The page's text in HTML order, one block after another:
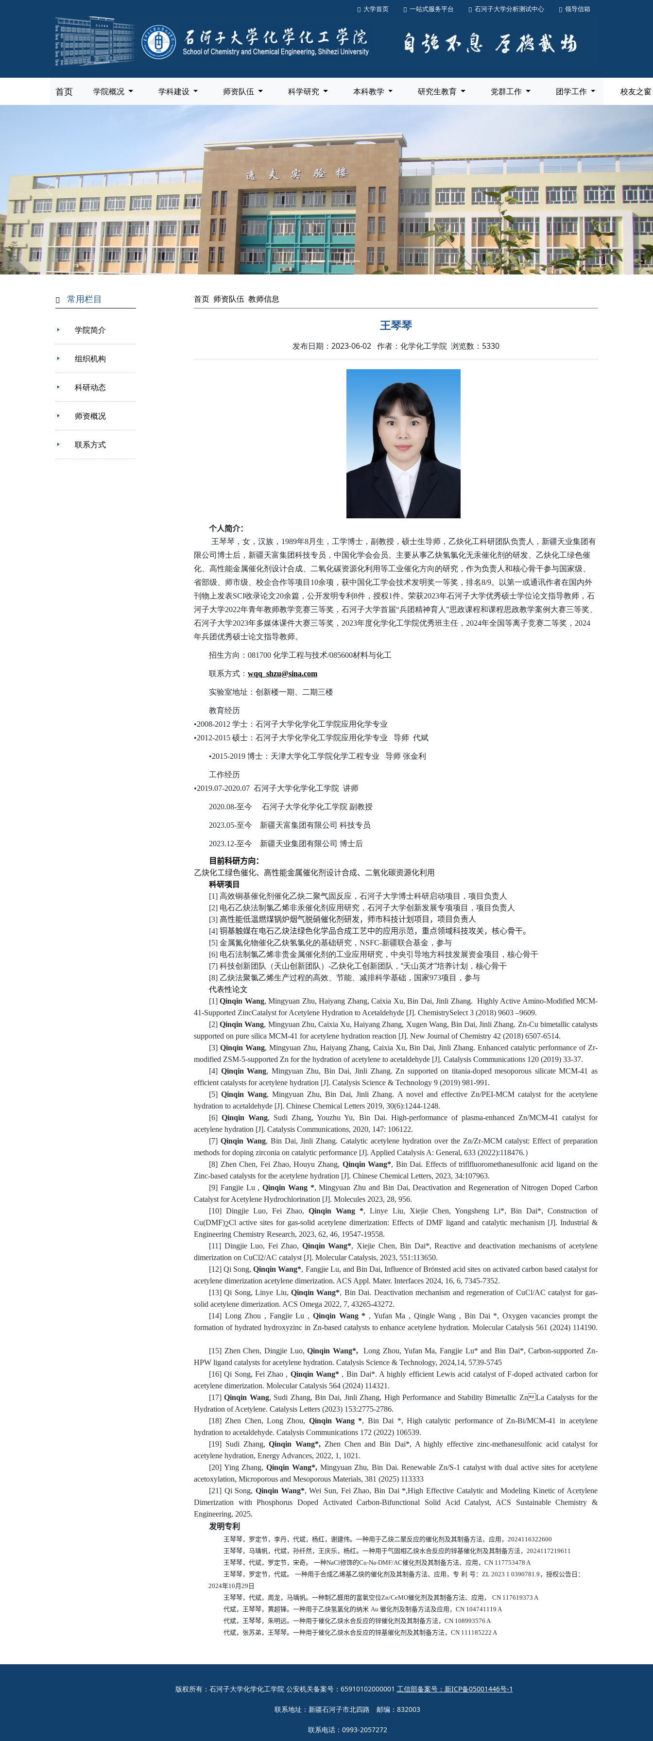
大学首页 一站式服务平台 石河子大学分析测试中心 领导信箱
首页 学院概况 学科建设 师资队伍 科学研究 本科教学 研究生教育 党群工作 团学工作 校友之
常用栏目
学院简介
组织机构
科研动态
师资概况
联系方式
首页 师资队伍 教师信息
王琴琴
发布日期：2023-06-02 作者：化学化工学院 浏览数： 5330
个人简介：
王琴琴，女，汉族，1989年8月生，工学博士，副教授，硕士生导师，乙炔化工科研团队负责人，新疆天业集团有
限公司博士后，新疆天富集团科技专员，中国化学会会员。主要从事乙炔氢氯化无汞催化剂的研发、乙炔化工绿色催
化、高性能金属催化剂设计合成、二氧化碳资源化利用等工业催化方向的研究，作为负责人和核心骨干参与国家级、
省部级、师市级、校企合作等项目10余项，获中国化工学会技术发明奖一等奖，排名8/9。以第一或通讯作者在国内外
刊物上发表SCI收录论文20余篇，公开发明专利8件，授权1件。荣获2023年石河子大学优秀硕士学位论文指导教师，石
河子大学2022年青年教师教学竞赛三等奖，石河子大学首届“兵团精神育人”思政课程和课程思政教学案例大赛三等奖、
石河子大学2023年多媒体课件大赛三等奖，2023年度化学化工学院优秀班主任，2024年全国等离子竞赛二等奖，2024
年兵团优秀硕士论文指导教师。
招生方向：081700 化学工程与技术/085600材料与化工
联系方式： wqq_shzu@sina.com
实验室地址：创新楼一期、二期三楼
教育经历
•2008-2012 学士：石河子大学化学化工学院应用化学专业
•2012-2015 硕士：石河子大学化学化工学院应用化学专业 导师 代斌
•2015-2019 博士：天津大学化工学院化学工程专业 导师 张金利
工作经历
•2019.07-2020.07 石河子大学化学化工学院 讲师
2020.08-至今 石河子大学化学化工学院 副教授
2023.05-至今 新疆天富集团有限公司 科技专员
2023.12-至今 新疆天业集团有限公司 博士后
目前科研方向 ：
乙炔化工绿色催化、高性能金属催化剂设计合成、二氧化碳资源化利用
科研项目
[1] 高效铜基催化剂催化乙炔二聚气固反应，石河子大学博士科研启动项目，项目负责人
[2] 电石乙炔法制氯乙烯非汞催化剂应用研究，石河子大学创新发展专项项目，项目负责人
[3] 高性能低温燃煤锅炉烟气脱硝催化剂研发，师市科技计划项目，项目负责人
[4] 铜基触媒在电石乙炔法绿色化学品合成工艺中的应用示范， 重点领域科技攻关，核心骨干。
[5] 金属氮化物催化乙炔氢氯化的基础研究， NSFC-新疆联合基金，参与
[6] 电石法制氯乙烯非贵金属催化剂的工业应用研究，中央引导地方科技发展资金项目，核心骨干
[7] 科技创新团队（天山创新团队） -乙炔化工创新团队，“天山英才”培养计划，核心骨干
[8] 乙炔法聚氯乙烯生产过程的高效、节能、减排科学基础，国家973项目，参与
代表性论文
[1]Qinqin Wang, Mingyuan Zhu, Haiyang Zhang, Caixia Xu, Bin Dai, Jinli Zhang. Highly Active Amino-Modified MCM-
41-Supported ZincCatalyst for Acetylene Hydration to Acetaldehyde [J]. ChemistrySelect 3 (2018) 9603 –9609.
[2]Qinqin Wang, Mingyuan Zhu, Caixia Xu, Haiyang Zhang, Xugen Wang, Bin Dai, Jinli Zhang. Zn-Cu bimetallic catalysts
supported on pure silica MCM-41 for acetylene hydration reaction [J]. New Journal of Chemistry 42 (2018) 6507-6514.
[3] Qinqin Wang, Mingyuan Zhu, Haiyang Zhang, Caixia Xu, Bin Dai, Jinli Zhang. Enhanced catalytic performance of Zr-
modified ZSM-5-supported Zn for the hydration of acetylene to acetaldehyde [J]. Catalysis Communications 120 (2019) 33-37.
[4] Qinqin Wang, Mingyuan Zhu, Bin Dai, Jinli Zhang. Zn supported on titania-doped mesoporous silicate MCM-41 as
efficient catalysts for acetylene hydration [J]. Catalysis Science & Technology 9 (2019) 981-991.
[5] Qinqin Wang, Mingyuan Zhu, Bin Dai, Jinli Zhang. A novel and effective Zn/PEI-MCM catalyst for the acetylene
hydration to acetaldehyde [J]. Chinese Chemical Letters 2019, 30(6):1244-1248.
[6]Qinqin Wang, Sudi Zhang, Youzhu Yu, Bin Dai. High-performance of plasma-enhanced Zn/MCM-41 catalyst for
acetylene hydration [J]. Catalysis Communications, 2020, 147: 106122.
[7] Qinqin Wang, Bin Dai, Jinli Zhang. Catalytic acetylene hydration over the Zn/Zr-MCM catalyst: Effect of preparation
methods for doping zirconia on catalytic performance [J]. Applied Catalysis A: General, 633 (2022):118476.）
[8] Zhen Chen, Fei Zhao, Houyu Zhang, Qinqin Wang*, Bin Dai. Effects of triflfluoromethanesulfonic acid ligand on the
Zinc-based catalysts for the acetylene hydration [J]. Chinese Chemical Letters, 2023, 34:107963.
[9] Fangjie Lu ,Qinqin Wang *, Mingyuan Zhu and Bin Dai, Deactivation and Regeneration of Nitrogen Doped Carbon
Catalyst for Acetylene Hydrochlorination [J]. Molecules 2023, 28, 956.
[10] Dingjie Luo, Fei Zhao,Qinqin Wang *, Linye Liu, Xiejie Chen, Yongsheng Li*, Bin Dai*, Construction of
Cu(DMF)2Cl active sites for gas-solid acetylene dimerization: Effects of DMF ligand and catalytic mechanism [J]. Industrial &
Engineering Chemistry Research, 2023, 62, 46, 19547-19558.
[11] Dingjie Luo, Fei Zhao, Qinqin Wang*, Xiejie Chen, Bin Dai*, Reactive and deactivation mechanisms of acetylene
dimerization on CuCl2/AC catalyst [J]. Molecular Catalysis, 2023, 551:113650.
[12] Qi Song,Qinqin Wang*, Fangjie Lu, and Bin Dai, Influence of Brönsted acid sites on activated carbon based catalyst for
acetylene dimerization acetylene dimerization. ACS Appl. Mater. Interfaces 2024, 16, 6, 7345-7352.
[13] Qi Song, Linye Liu,Qinqin Wang*, Bin Dai. Deactivation mechanism and regeneration of CuCl/AC catalyst for gas-
solid acetylene dimerization. ACS Omega 2022, 7, 43265-43272.
[14] Long Zhou , Fangjie Lu , Qinqin Wang * , Yufan Ma , Qingle Wang , Bin Dai *, Oxygen vacancies prompt the
formation of hydrated hydroxyzinc in Zn-based catalysts to enhance acetylene hydration. Molecular Catalysis 561 (2024) 114190.
[15] Zhen Chen, Dingjie Luo,Qinqin Wang*,
Long Zhou, Yufan Ma, Fangjie Lu* and Bin Dai*, Carbon-supported Zn-
HPW ligand catalysts for acetylene hydration. Catalysis Science & Technology, 2024,14, 5739-5745
[16] Qi Song, Fei Zhao , Qinqin Wang* , Bin Dai*. A highly efficient Lewis acid catalyst of F-doped activated carbon for
acetylene dimerization. Molecular Catalysis 564 (2024) 114321.
[17]Qinqin Wang, Sudi Zhang, Bin Dai, Jinli Zhang, High Performance and Stability Bimetallic ZnLa Catalysts for the
Hydration of Acetylene. Catalysis Letters (2023) 153:2775-2786.
[18] Zhen Chen, Long Zhou, Qinqin Wang *, Bin Dai *, High catalytic performance of Zn-Bi/MCM-41 in acetylene
hydration to acetaldehyde. Catalysis Communications 172 (2022) 106539.
[19] Sudi Zhang,Qinqin Wang*, Zhen Chen and Bin Dai*, A highly effective zinc-methanesulfonic acid catalyst for
acetylene hydration, Energy Advances, 2022, 1, 1021.
[20] Ying Zhang,Qinqin Wang*,Mingyuan Zhu, Bin Dai. Renewable Zn/S-1 catalyst with dual active sites for acetylene
acetoxylation, Microporous and Mesoporous Materials, 381 (2025) 113333
[21] Qi Song, Qinqin Wang*, Wei Sun, Fei Zhao, Bin Dai *,High Effective Catalytic and Modeling Kinetic of Acetylene
Dimerization with Phosphorus Doped Activated Carbon-Bifunctional Solid Acid Catalyst, ACS Sustainable Chemistry &
Engineering, 2025.
发明专利
王琴琴，罗定节，李丹，代斌，杨红，谢建伟。一种用于乙炔二聚反应的催化剂及其制备方法、应用， 2024116322600
王琴琴，马瑀帆，代斌，孙纤然，王庆乐，杨红。一种用于气固相乙炔水合反应的锌基催化剂及其制备方法， 2024117219611
王琴琴，代斌，罗定节，宋奇。 一种NaCl修饰的Cu-Na-DMF/AC催化剂及其制备方法、应用， CN 117753478 A
王琴琴，罗定节，代斌。 一种用于合成乙烯基乙炔的催化剂及其制备方法、应用，专 利 号： ZL 2023 1 0390781.9 ，授权公告日：
2024年10月 29 日
王琴琴，代斌，周龙，马瑀帆。一种制乙醛用的富氧空位Zn/CeMO催化剂及其制备方法、应用， CN 117619373 A
代斌，王琴琴，黄超锋。一种用于乙炔氢氯化的纳米 Au 催化剂及制备方法及应用， CN 104741119 A
代斌，王琴琴，朱明远。一种用于催化乙炔水合反应的锌催化剂及其制备方法， CN 108993576 A
代斌，张苏弟，王琴琴。一种用于催化乙炔水合反应的锌基催化剂及其制备方法， CN 111185222 A
版权所有：石河子大学化学化工学院 公安机关备案号：65910102000001 工信部备案号：新ICP备05001446号-1
联系地址：新疆石河子市北四路 邮编：832003
联系电话：0993-2057272